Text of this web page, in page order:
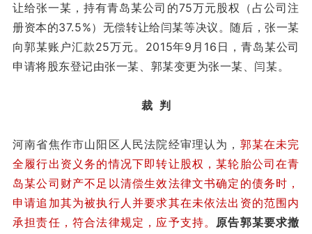
让给张一某，持有青岛某公司的75万元股权（占公司注
册资本的37.5%）无偿转让给闫某等决议。随后，张一某
向郭某账户汇款25万元。2015年9月16日，青岛某公司
申请将股东登记由张一某、郭某变更为张一某、闫某。
裁 判
河南省焦作市山阳区人民法院经审理认为， 郭某在未完
全履行出资义务的情况下即转让股权，某轮胎公司在青
岛某公司财产不足以清偿生效法律文书确定的债务时，
申请追加其为被执行人并要求其在未依法出资的范围内
承担责任，符合法律规定，应予支持。 原告郭某要求撤